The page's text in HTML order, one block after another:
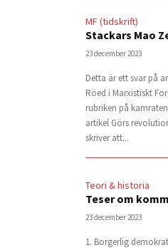
MF (tidskrift)
Stackars Mao
23 december 2023
Detta är ett svar på
Röed i Marxistiskt
rubriken på
artikel Görs
skriver att...
Teori & historia
Teser om
23 december 2023
1. Borgerlig